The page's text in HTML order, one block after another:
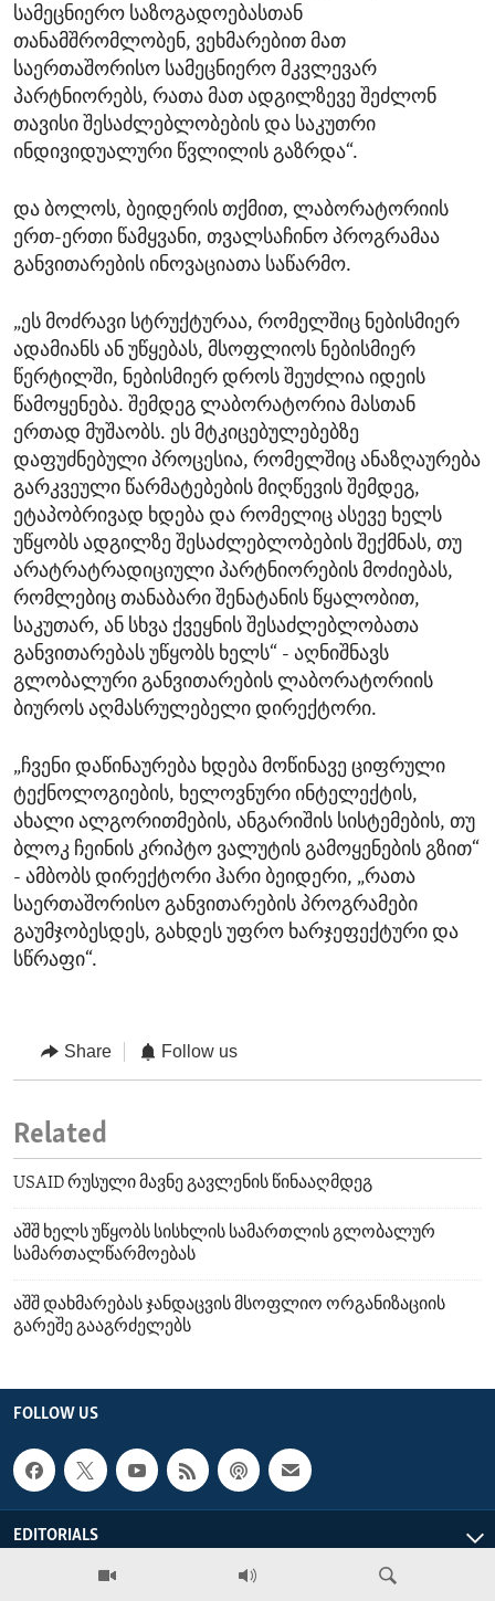
სამეცნიერო საზოგადოებასთან
თანამშრომლობენ, ვეხმარებით მათ
საერთაშორისო სამეცნიერო მკვლევარ
პარტნიორებს, რათა მათ ადგილზევე შეძლონ
თავისი შესაძლებლობების და საკუთრი
ინდივიდუალური წვლილის გაზრდა“.
და ბოლოს, ბეიდერის თქმით, ლაბორატორიის
ერთ-ერთი წამყვანი, თვალსაჩინო პროგრამაა
განვითარების ინოვაციათა საწარმო.
„ეს მოძრავი სტრუქტურაა, რომელშიც ნებისმიერ
ადამიანს ან უწყებას, მსოფლიოს ნებისმიერ
წერტილში, ნებისმიერ დროს შეუძლია იდეის
წამოყენება. შემდეგ ლაბორატორია მასთან
ერთად მუშაობს. ეს მტკიცებულებებზე
დაფუძნებული პროცესია, რომელშიც ანაზღაურება
გარკვეული წარმატებების მიღწევის შემდეგ,
ეტაპობრივად ხდება და რომელიც ასევე ხელს
უწყობს ადგილზე შესაძლებლობების შექმნას, თუ
არატრატრადიციული პარტნიორების მოძიებას,
რომლებიც თანაბარი შენატანის წყალობით,
საკუთარ, ან სხვა ქვეყნის შესაძლებლობათა
განვითარებას უწყობს ხელს“ - აღნიშნავს
გლობალური განვითარების ლაბორატორიის
ბიუროს აღმასრულებელი დირექტორი.
„ჩვენი დაწინაურება ხდება მოწინავე ციფრული
ტექნოლოგიების, ხელოვნური ინტელექტის,
ახალი ალგორითმების, ანგარიშის სისტემების, თუ
ბლოკ ჩეინის კრიპტო ვალუტის გამოყენების გზით“
- ამბობს დირექტორი ჰარი ბეიდერი, „რათა
საერთაშორისო განვითარების პროგრამები
გაუმჯობესდეს, გახდეს უფრო ხარჯეფექტური და
სწრაფი“.
Share Follow us
Related
USAID რუსული მავნე გავლენის წინააღმდეგ
აშშ ხელს უწყობს სისხლის სამართლის გლობალურ
სამართალწარმოებას
აშშ დახმარებას ჯანდაცვის მსოფლიო ორგანიზაციის
გარეშე გააგრძელებს
FOLLOW US
EDITORIALS